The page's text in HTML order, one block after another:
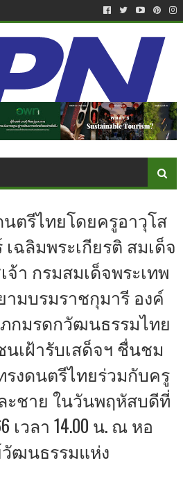
ตรีไทยโดยครูอาวุโส
ฉลิมพระเกียรติ สมเด็จ
า กรมสมเด็จพระเทพ
มบรมราชกุมารี องค์
กมรดกวัฒนธรรมไทย
เฝ้ารับเสด็จฯ ชื่นชม
งดนตรีไทยร่วมกับครู
ชาย ในวันพฤหัสบดีที่
เวลา 14.00 น. ณ หอ
ฒนธรรมแห่ง